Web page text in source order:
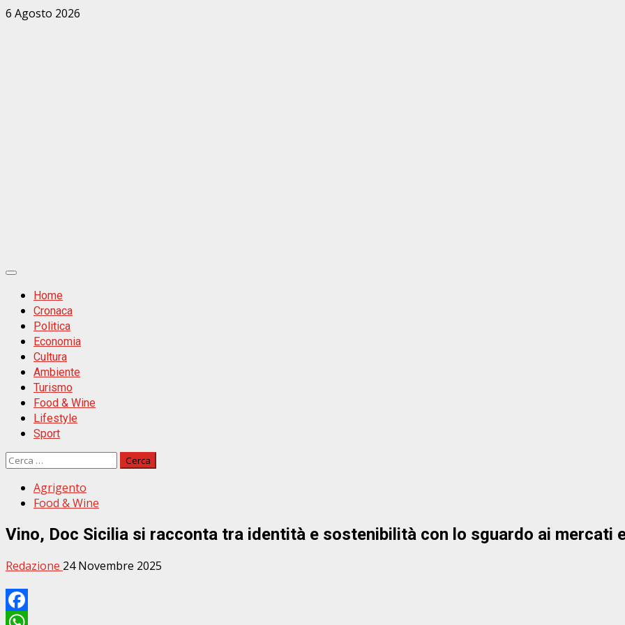
Zum
6 Agosto 2026
Primäres
MenüHome
Cronaca
Politica
Economia
Cultura
Ambiente
Turismo
Food & Wine
Lifestyle
Sport
Ricerca
Agrigento
Food & Wine
Vino, Doc Sicilia si racconta tra identità e sostenibilità con lo sguardo ai mercati
Redazione 24 Novembre 2025